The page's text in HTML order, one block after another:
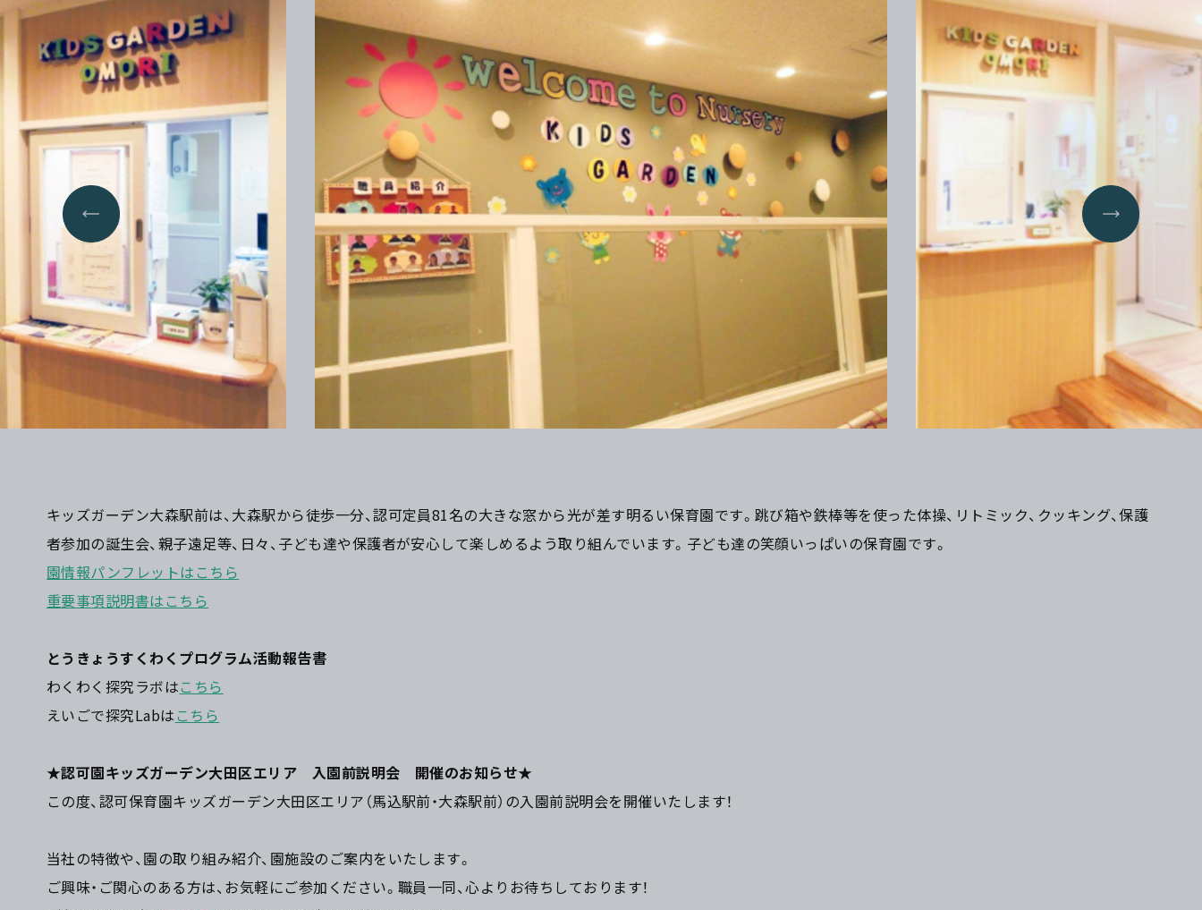
キッズガーデン大森駅前は、大森駅から徒歩一分、認可定員81名の大きな窓から光が差す明るい保育園です。跳び箱や鉄棒等を使った体操、リトミック、クッキング、保護
者参加の誕生会、親子遠足等、日々、子ども達や保護者が安心して楽しめるよう取り組んでいます。子ども達の笑顔いっぱいの保育園です。
園情報パンフレットはこちら
重要事項説明書はこちら
とうきょうすくわくプログラム活動報告書
わくわく探究ラボはこちら
えいごで探究Labは こちら
★認可園キッズガーデン大田区エリア 入園前説明会 開催のお知らせ★
この度、認可保育園キッズガーデン大田区エリア（馬込駅前・大森駅前）の入園前説明会を開催いたします！
当社の特徴や、園の取り組み紹介、園施設のご案内をいたします。
ご興味・ご関心のある方は、お気軽にご参加ください。職員一同、心よりお待ちしております！